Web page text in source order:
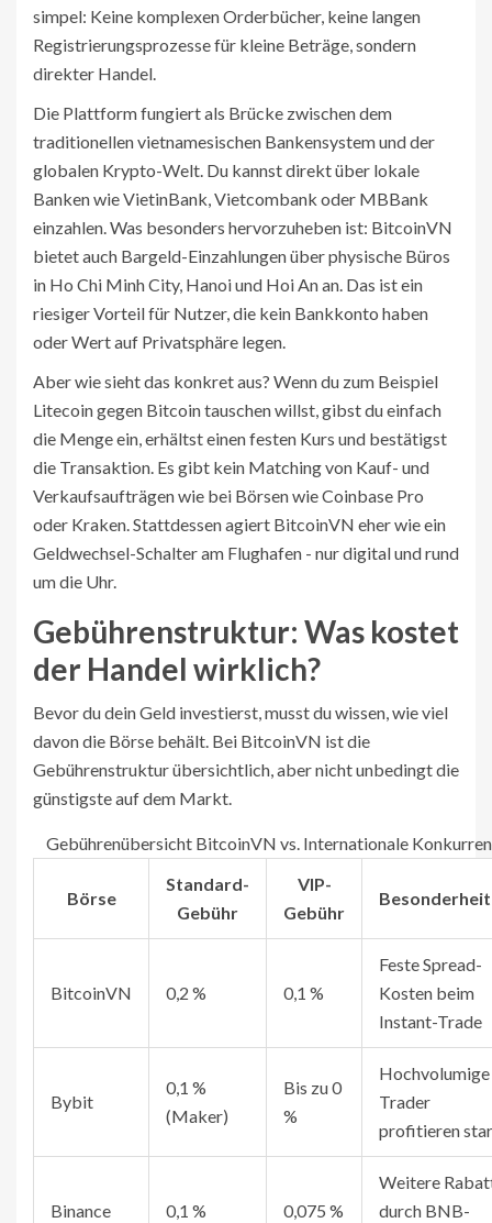
simpel: Keine komplexen Orderbücher, keine langen
Registrierungsprozesse für kleine Beträge, sondern
direkter Handel.
Die Plattform fungiert als Brücke zwischen dem
traditionellen vietnamesischen Bankensystem und der
globalen Krypto-Welt. Du kannst direkt über lokale
Banken wie VietinBank, Vietcombank oder MBBank
einzahlen. Was besonders hervorzuheben ist: BitcoinVN
bietet auch Bargeld-Einzahlungen über physische Büros
in Ho Chi Minh City, Hanoi und Hoi An an. Das ist ein
riesiger Vorteil für Nutzer, die kein Bankkonto haben
oder Wert auf Privatsphäre legen.
Aber wie sieht das konkret aus? Wenn du zum Beispiel
Litecoin gegen Bitcoin tauschen willst, gibst du einfach
die Menge ein, erhältst einen festen Kurs und bestätigst
die Transaktion. Es gibt kein Matching von Kauf- und
Verkaufsaufträgen wie bei Börsen wie Coinbase Pro
oder Kraken. Stattdessen agiert BitcoinVN eher wie ein
Geldwechsel-Schalter am Flughafen - nur digital und rund
um die Uhr.
Gebührenstruktur: Was kostet
der Handel wirklich?
Bevor du dein Geld investierst, musst du wissen, wie viel
davon die Börse behält. Bei BitcoinVN ist die
Gebührenstruktur übersichtlich, aber nicht unbedingt die
günstigste auf dem Markt.
Gebührenübersicht BitcoinVN vs. Internationale
Börse
Standard-
Gebühr
VIP-
Gebühr
BitcoinVN 0,2 % 0,1 %
Feste Spread-
Kosten beim
Instant-Trade
Bybit
0,1 %
(Maker)
Bis zu 0
%
Hochvolumige
Trader
profitieren
Binance 0,1 % 0,075 %
Weitere
durch BNB-